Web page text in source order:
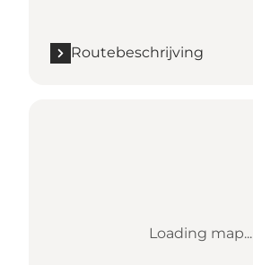
Routebeschrijving
Loading map...